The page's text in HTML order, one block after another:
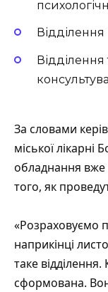
Відділення
За словами
міської лікарні
обладнання вже
того, як
«Розраховуємо
наприкінці
таке
сформована.